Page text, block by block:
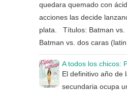
quedara quemado con
acciones las decide
plata. Títulos: Batman vs.
Batman vs. dos caras (latin
A todos los chicos:
El definitivo año de
secundaria ocupa